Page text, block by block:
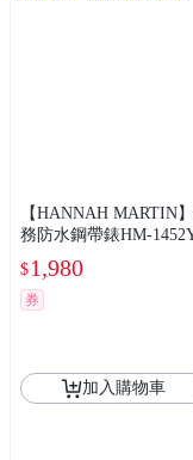
【HANNAH MARTIN
務防水鋼帶錶HM-
美手環
$1,980
券
加入購物車